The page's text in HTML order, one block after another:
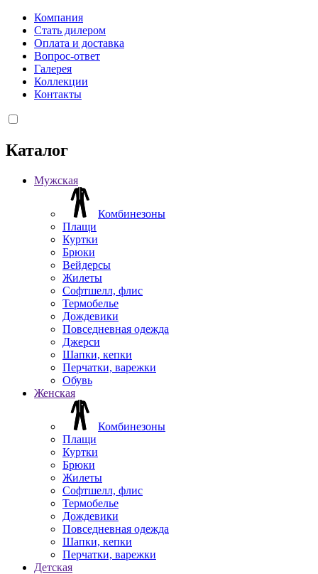
Компания
Стать дилером
Оплата и доставка
Вопрос-ответ
Галерея
Коллекции
Контакты
Каталог
Мужская
Комбинезоны
Плащи
Куртки
Брюки
Вейдерсы
Жилеты
Софтшелл, флис
Термобелье
Дождевики
Повседневная одежда
Джерси
Шапки, кепки
Перчатки, варежки
Обувь
Женская
Комбинезоны
Плащи
Куртки
Брюки
Жилеты
Софтшелл, флис
Термобелье
Дождевики
Повседневная одежда
Шапки, кепки
Перчатки, варежки
Детская